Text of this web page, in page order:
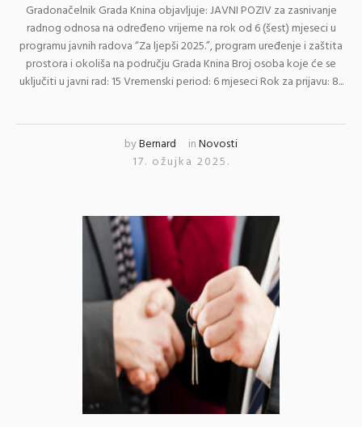
Gradonačelnik Grada Knina objavljuje: JAVNI POZIV za zasnivanje
radnog odnosa na određeno vrijeme na rok od 6 (šest) mjeseci u
programu javnih radova “Za ljepši 2025.”, program uređenje i zaštita
prostora i okoliša na području Grada Knina Broj osoba koje će se
uključiti u javni rad: 15 Vremenski period: 6 mjeseci Rok za prijavu: 8...
byBernard inNovosti
17. ožujka 2025.